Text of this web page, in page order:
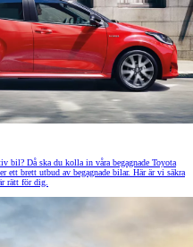
bil? Då ska du kolla in våra begagnade Toyota
ett brett utbud av begagnade bilar. Här är vi säkra
rätt för dig.